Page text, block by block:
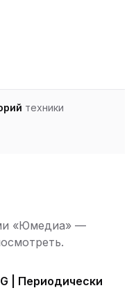
техники
«Юмедиа» —
| Периодически